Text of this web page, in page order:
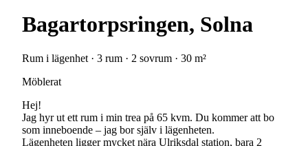
Bagartorpsringen, Solna
Rum i lägenhet · 3 rum · 2 sovrum · 30 m²
Möblerat
Hej!
Jag hyr ut ett rum i min trea på 65 kvm. Du kommer att bo
som inneboende – jag bor själv i lägenheten.
Lägenheten ligger mycket nära Ulriksdal station, bara 2